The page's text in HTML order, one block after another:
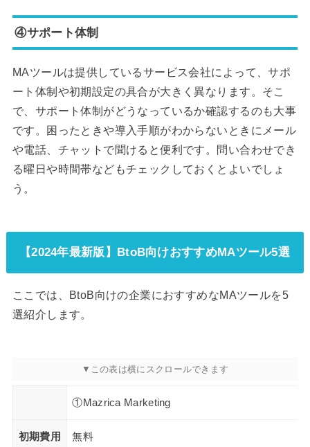
④サポート体制
MAツールは提供しているサービス会社によって、サポ
ート体制や初期設定の具合が大きく異なります。そこ
で、サポート体制がどうなっているか確認するのも大事
です。困ったときや導入手順がわからないときにメール
や電話、チャットで聞けると便利です。問い合わせでき
る曜日や時間帯などもチェックしておくとよいでしょ
う。
【2024年最新版】BtoB向けおすすめMAツール5選
ここでは、BtoB向けの企業におすすめなMAツールを5
選紹介します。
①Mazrica Marketing
初期費用 無料